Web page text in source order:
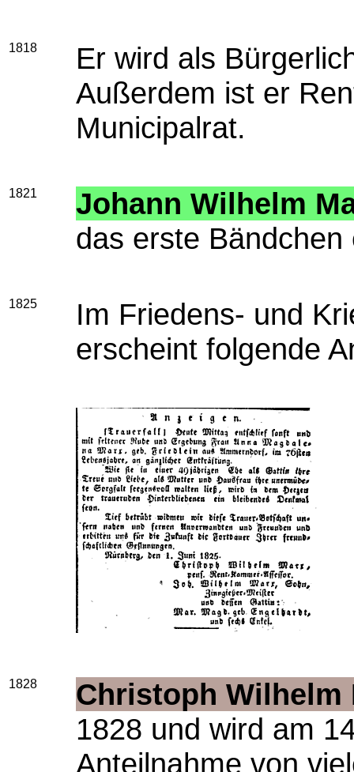
1818
Er wird als
Außerdem ist er
Municipalrat.
1821
Johann Wilhelm
das erste
1825
Im Friedens- und
erscheint folgende
1828
Christoph Wilhelm
1828 und wird am
Anteilnahme von